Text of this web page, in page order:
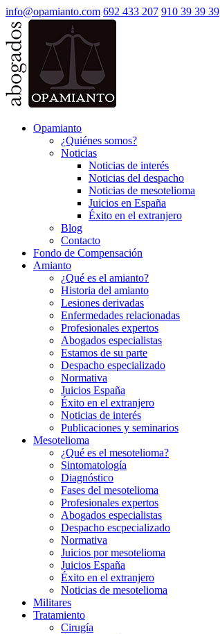
info@opamianto.com 692 433 207 910 39 39 39
Opamianto
¿Quiénes somos?
Noticias
Noticias de interés
Noticias del despacho
Noticias de mesotelioma
Juicios en España
Éxito en el extranjero
Blog
Contacto
Fondo de Compensación
Amianto
¿Qué es el amianto?
Historia del amianto
Lesiones derivadas
Enfermedades relacionadas
Profesionales expertos
Abogados especialistas
Estamos de su parte
Despacho especializado
Normativa
Juicios España
Éxito en el extranjero
Noticias de interés
Publicaciones y seminarios
Mesotelioma
¿Qué es el mesotelioma?
Sintomatología
Diagnóstico
Fases del mesotelioma
Profesionales expertos
Abogados especialistas
Despacho escpecializado
Normativa
Juicios por mesotelioma
Juicios España
Éxito en el extranjero
Noticias de mesotelioma
Militares
Tratamiento
Cirugía